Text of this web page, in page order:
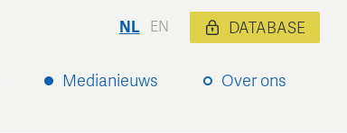
Medianieuws Over ons
NL EN DATABASE